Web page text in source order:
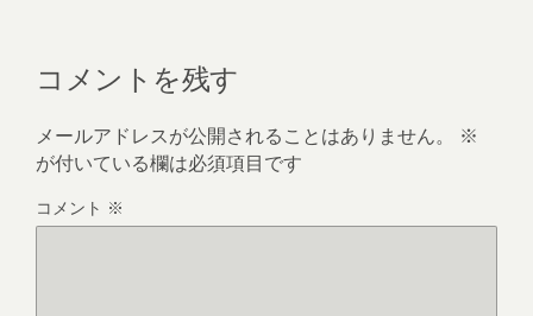
コメントを残す
メールアドレスが公開されることはありません。
※
が付いている欄は必須項目です
コメント ※